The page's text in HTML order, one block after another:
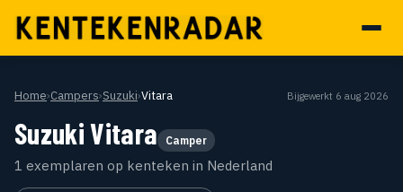
Home›Campers›Suzuki›Vitara Bijgewerkt 6 aug 2026
Suzuki Vitara Camper
1 exemplaren op kenteken in Nederland